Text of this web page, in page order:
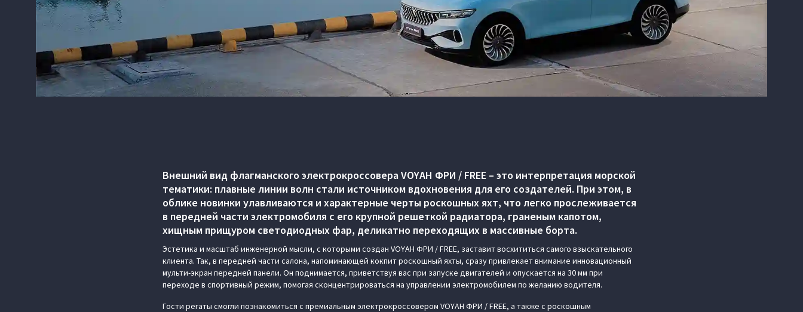
Внешний вид флагманского электрокроссовера VOYAH ФРИ / FREE – это интерпретация морской
тематики: плавные линии волн стали источником вдохновения для его создателей. При этом, в
облике новинки улавливаются и характерные черты роскошных яхт, что легко прослеживается
в передней части электромобиля с его крупной решеткой радиатора, граненым капотом,
хищным прищуром светодиодных фар, деликатно переходящих в массивные борта.
Эстетика и масштаб инженерной мысли, с которыми создан VOYAH ФРИ / FREE, заставит восхититься самого взыскательного
клиента. Так, в передней части салона, напоминающей кокпит роскошный яхты, сразу привлекает внимание инновационный
мульти-экран передней панели. Он поднимается, приветствуя вас при запуске двигателей и опускается на 30 мм при
переходе в спортивный режим, помогая сконцентрироваться на управлении электромобилем по желанию водителя.
Гости регаты смогли познакомиться с премиальным электрокроссовером VOYAH ФРИ / FREE, а также с роскошным